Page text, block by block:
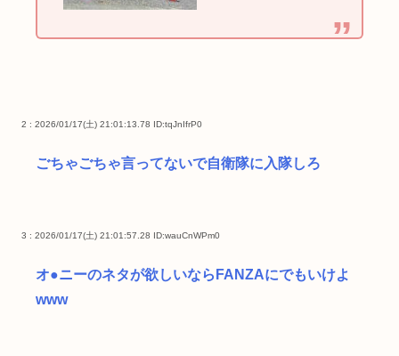
2 : 2026/01/17(土) 21:01:13.78 ID:tqJnIfrP0
ごちゃごちゃ言ってないで自衛隊に入隊しろ
3 : 2026/01/17(土) 21:01:57.28 ID:wauCnWPm0
オ●ニーのネタが欲しいならFANZAにでもいけよ
www